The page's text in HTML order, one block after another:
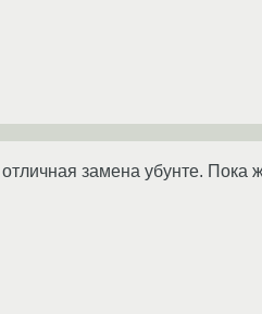
замена убунте. Пока